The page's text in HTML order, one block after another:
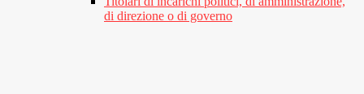
di direzione o di governo